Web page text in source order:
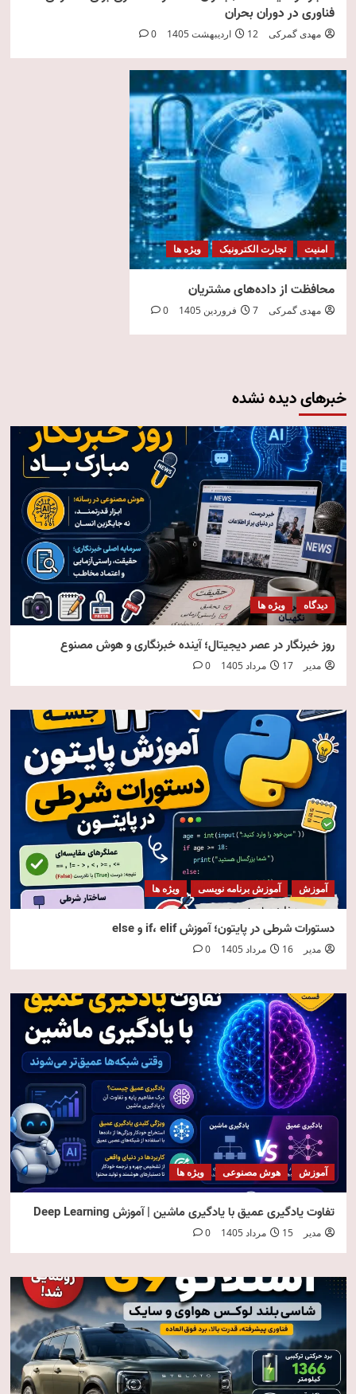
فناوری در دوران بحران
مهدی گمرکی 12 اردیبهشت 1405 0
امنیت تجارت الکترونیک ویژه ها
محافظت از داده‌های مشتریان
مهدی گمرکی 7 فروردین 1405 0
خبرهای دیده نشده
دیدگاه ویژه ها
روز خبرنگار در عصر دیجیتال؛ آینده خبرنگاری و هوش مصنوع
مدیر 17 مرداد 1405 0
آموزش آموزش برنامه نویسی ویژه ها
دستورات شرطی در پایتون؛ آموزش if، elif و else
مدیر 16 مرداد 1405 0
آموزش هوش مصنوعی ویژه ها
تفاوت یادگیری عمیق با یادگیری ماشین | آموزش Deep Learning
مدیر 15 مرداد 1405 0